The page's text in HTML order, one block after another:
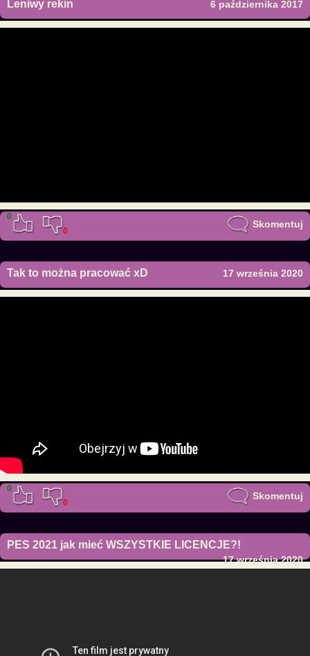
Leniwy rekin 6 października 2017
0
0
Skomentuj
Tak to można pracować xD 17 września 2020
0
0
Skomentuj
PES 2021 jak mieć WSZYSTKIE LICENCJE?!
17 września 2020